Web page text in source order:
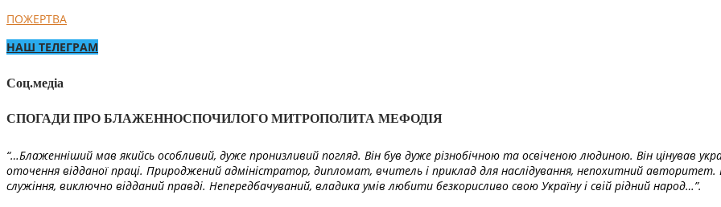
ПОЖЕРТВА
НАШ ТЕЛЕГРАМ
Соц.медіа
СПОГАДИ ПРО БЛАЖЕННОСПОЧИЛОГО МИТРОПОЛИТА МЕФОДІЯ
“…Блаженніший мав якийсь особливий, дуже пронизливий погляд. Він був дуже різнобічною та освіченою людиною. Він цінував
оточення відданої праці. Природжений адміністратор, дипломат, вчитель і приклад для наслідування, непохитний
служіння, виключно відданий правді. Непередбачуваний, владика умів любити безкорисливо свою Україну і свій рідний народ…”.